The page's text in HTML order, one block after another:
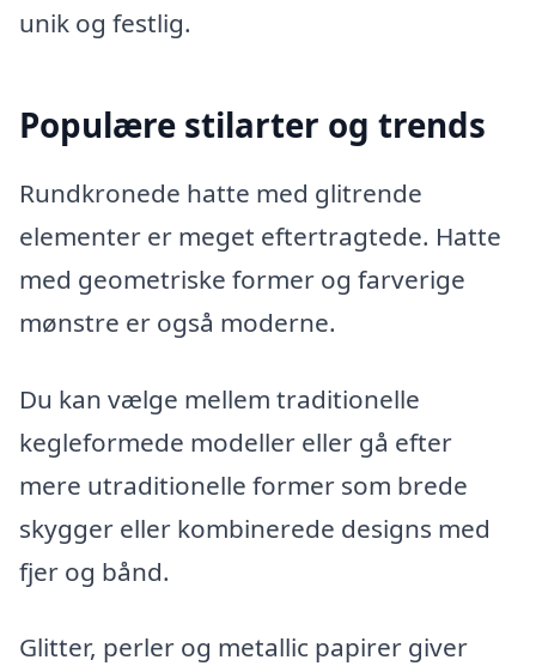
unik og festlig.
Populære stilarter og trends
Rundkronede hatte med glitrende
elementer er meget eftertragtede. Hatte
med geometriske former og farverige
mønstre er også moderne.
Du kan vælge mellem traditionelle
kegleformede modeller eller gå efter
mere utraditionelle former som brede
skygger eller kombinerede designs med
fjer og bånd.
Glitter, perler og metallic papirer giver